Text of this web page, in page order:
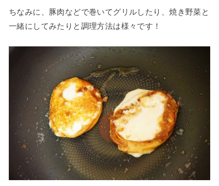
ちなみに、豚肉などで巻いてグリルしたり、焼き野菜と
一緒にしてみたりと調理方法は様々です！